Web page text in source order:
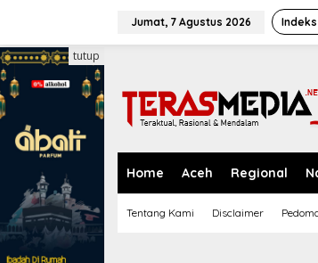
a
t
i
k
e
Jumat, 7 Agustus 2026
Home Aceh Regional
Tentang Kami Disclaimer
tutup